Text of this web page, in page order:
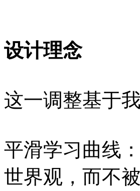
设计理念
这一调整基于
平滑学习曲线
世界观，而不